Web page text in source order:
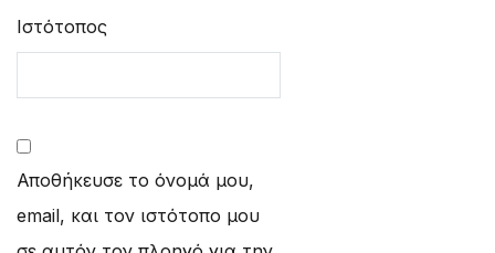
Ιστότοπος
Αποθήκευσε το όνομά μου,
email, και τον ιστότοπο μου